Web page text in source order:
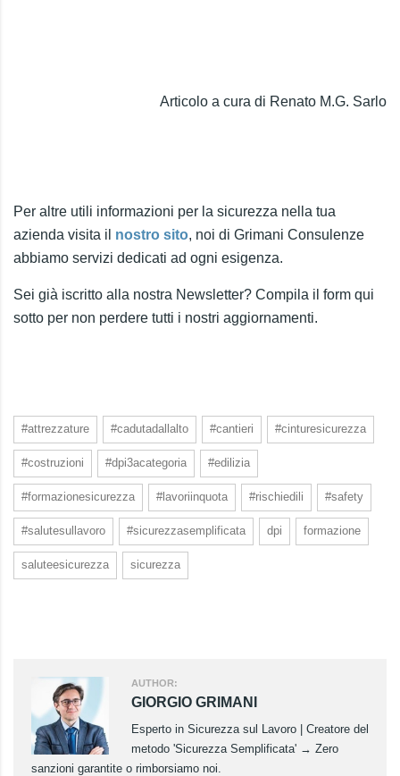
Articolo a cura di Renato M.G. Sarlo
Per altre utili informazioni per la sicurezza nella tua
azienda visita il nostro sito, noi di Grimani Consulenze
abbiamo servizi dedicati ad ogni esigenza.
Sei già iscritto alla nostra Newsletter? Compila il form qui
sotto per non perdere tutti i nostri aggiornamenti.
#attrezzature #cadutadallalto #cantieri #cinturesicurezza
#costruzioni #dpi3acategoria #edilizia
#formazionesicurezza #lavoriinquota #rischiedili #safety
#salutesullavoro #sicurezzasemplificata dpi formazione
saluteesicurezza sicurezza
AUTHOR:
GIORGIO GRIMANI
Esperto in Sicurezza sul Lavoro | Creatore del
metodo 'Sicurezza Semplificata' → Zero
sanzioni garantite o rimborsiamo noi.